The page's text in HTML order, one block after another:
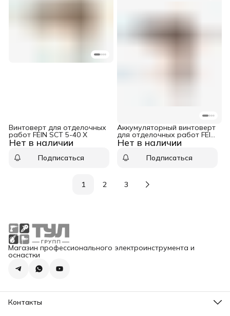
Нет в наличии
Винтоверт для отделочных
работ FEIN SCT 5-40 X
Подписаться
Нет в наличии
Аккумуляторный винтоверт
для отделочных работ FEIN
ASCT 18 Select
Подписаться
1 2 3
Магазин профессионального электроинструмента и
оснастки
Контакты